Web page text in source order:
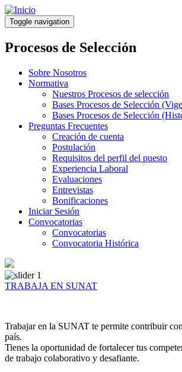
Pasar
al
contenido
principal
Toggle navigation
Procesos de Selección
Sobre Nosotros
Normativa
Nuestros Procesos de selección
Bases Procesos de Selección
Bases Procesos de Selección
Preguntas Frecuentes
Creación de cuenta
Postulación
Requisitos del perfil del puesto
Experiencia Laboral
Evaluaciones
Entrevistas
Bonificaciones
Iniciar Sesión
Convocatorias
Convocatorias
Convocatoria Histórica
TRABAJA EN SUNAT
Trabajar en la SUNAT te permite contribuir
país.
Tienes la oportunidad de fortalecer tus
de trabajo colaborativo y desafiante.